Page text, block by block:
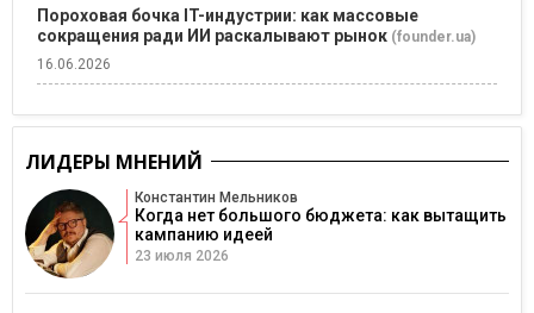
Пороховая бочка IT-индустрии: как массовые
сокращения ради ИИ раскалывают рынок (founder.ua)
16.06.2026
ЛИДЕРЫ МНЕНИЙ
Константин Мельников
Когда нет большого бюджета: как вытащить
кампанию идеей
23 июля 2026